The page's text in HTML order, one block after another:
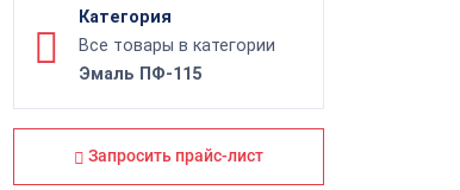
Категория
Все товары в категории
Эмаль ПФ-115
Запросить прайс-лист